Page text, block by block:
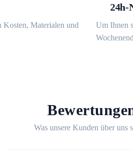
Kosten, Materialen und
24h-
Um Ihnen
Was unsere Kunden über uns